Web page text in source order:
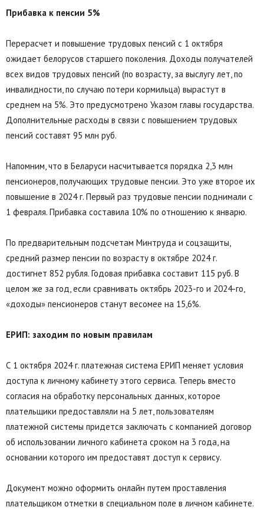
Прибавка к пенсии 5%
Перерасчет и повышение трудовых пенсий с 1 октября
ожидает белорусов старшего поколения. Доходы получателей
всех видов трудовых пенсий (по возрасту, за выслугу лет, по
инвалидности, по случаю потери кормильца) вырастут в
среднем на 5%. Это предусмотрено Указом главы государства.
Дополнительные расходы в связи с повышением трудовых
пенсий составят 95 млн руб.
Напомним, что в Беларуси насчитывается порядка 2,3 млн
пенсионеров, получающих трудовые пенсии. Это уже второе их
повышение в 2024 г. Первый раз трудовые пенсии поднимали с
1 февраля. Прибавка составила 10% по отношению к январю.
По предварительным подсчетам Минтруда и соцзащиты,
средний размер пенсии по возрасту в октябре 2024 г.
достигнет 852 рубля. Годовая прибавка составит 115 руб. В
целом же за год, если сравнивать октябрь 2023-го и 2024-го,
«доходы» пенсионеров станут весомее на 15,6%.
ЕРИП: заходим по новым правилам
С 1 октября 2024 г. платежная система ЕРИП меняет условия
доступа к личному кабинету этого сервиса. Теперь вместо
согласия на обработку персональных данных, которое
плательщики предоставляли на 5 лет, пользователям
платежной системы придется заключать с компанией договор
об использовании личного кабинета сроком на 3 года, на
основании которого им предоставят доступ к сервису.
Документ можно оформить онлайн путем проставления
плательщиком отметки в специальном поле в личном кабинете.